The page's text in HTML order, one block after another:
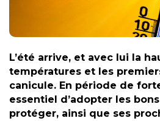
L’été arrive, et avec lui la
températures et les
canicule. En période de
essentiel d’adopter les
protéger, ainsi que ses